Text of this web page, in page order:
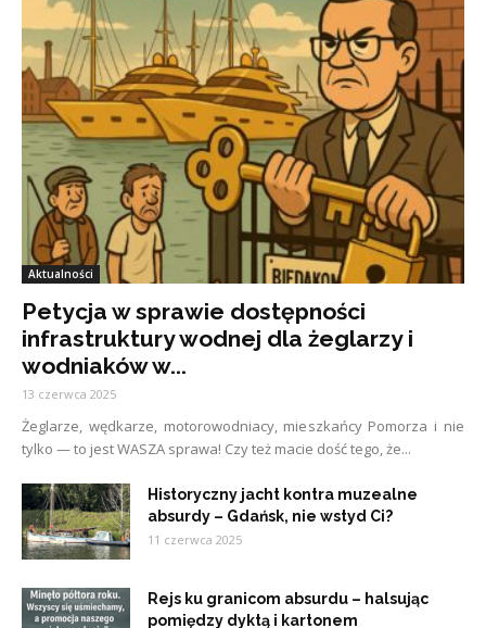
Aktualności
Petycja w sprawie dostępności
infrastruktury wodnej dla żeglarzy i
wodniaków w...
13 czerwca 2025
Żeglarze, wędkarze, motorowodniacy, mieszkańcy Pomorza i nie
tylko — to jest WASZA sprawa! Czy też macie dość tego, że...
Historyczny jacht kontra muzealne
absurdy – Gdańsk, nie wstyd Ci?
11 czerwca 2025
Rejs ku granicom absurdu – halsując
pomiędzy dyktą i kartonem